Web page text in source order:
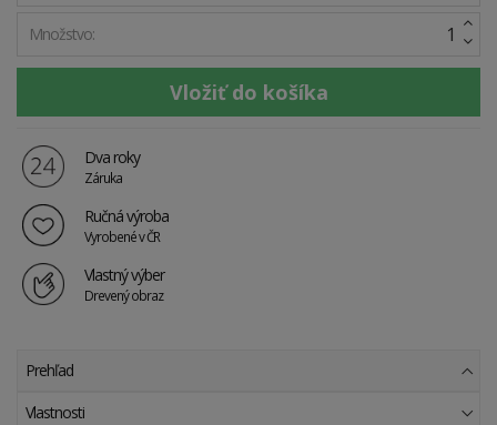
Množstvo:
Dva roky
Záruka
Ručná výroba
Vyrobené v ČR
Vlastný výber
Drevený obraz
Prehľad
Vlastnosti